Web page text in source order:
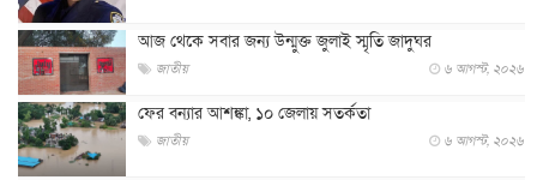
আজ থেকে সবার জন্য উন্মুক্ত জুলাই স্মৃতি জাদুঘর
জাতীয় ৬ আগস্ট, ২০২৬
ফের বন্যার আশঙ্কা, ১০ জেলায় সতর্কতা
জাতীয় ৬ আগস্ট, ২০২৬